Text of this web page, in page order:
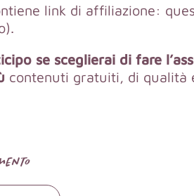
link di affiliazione:
se sceglierai di fare
contenuti gratuiti, di qualità